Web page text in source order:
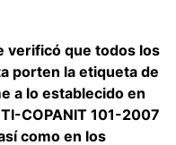
verificó que todos los
porten la etiqueta de
a lo establecido en
COPANIT 101-2007
como en los